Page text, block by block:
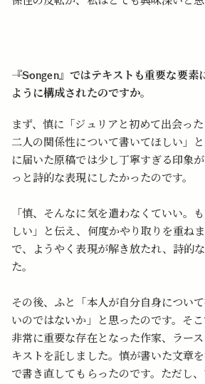
――『Songen』ではテキストも重要な要
ように構成されたのですか。
まず、慎に「ジュリアと初めて出会っ
二人の関係性について書いてほしい」
に届いた原稿では少し丁寧すぎる印象
っと詩的な表現にしたかったのです。
「慎、そんなに気を遣わなくていい。
しい」と伝え、何度かやり取りを重ね
で、ようやく表現が解き放たれ、詩的
た。
その後、ふと「本人が自分自身につい
いのではないか」と思ったのです。そ
非常に重要な存在となった作家、ラー
キストを託しました。慎が書いた文章
で書き直してもらったのです。ただし